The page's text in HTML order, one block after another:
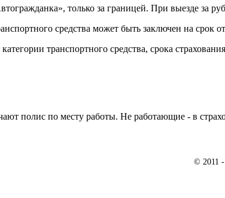
только за границей. При выезде за
средства может быть заключен на срок
транспортного средства, срока
полис по месту работы. Не работающие - в
© 2011 -